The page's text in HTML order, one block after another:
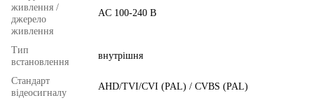
живлення /
джерело
живлення
AC 100-240 В
Тип
встановлення
внутрішня
Стандарт
відеосигналу
AHD/TVI/CVI (PAL) / CVBS (PAL)